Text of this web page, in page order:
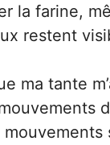
la farine,
restent
ma tante